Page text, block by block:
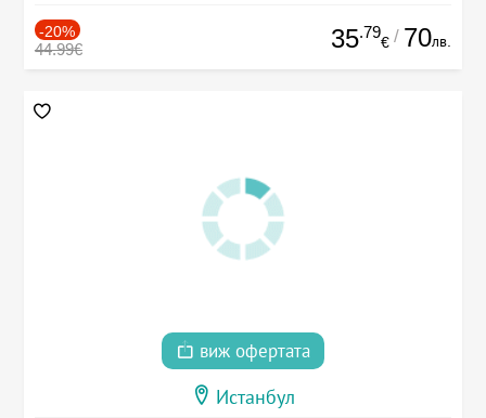
-20%
44.99€ 35.79
€ / 70лв.
виж офертата
Истанбул